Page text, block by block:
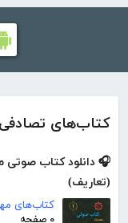
کتاب‌های تصادفی
(تعاریف)
کتاب‌های
۰ صفحه